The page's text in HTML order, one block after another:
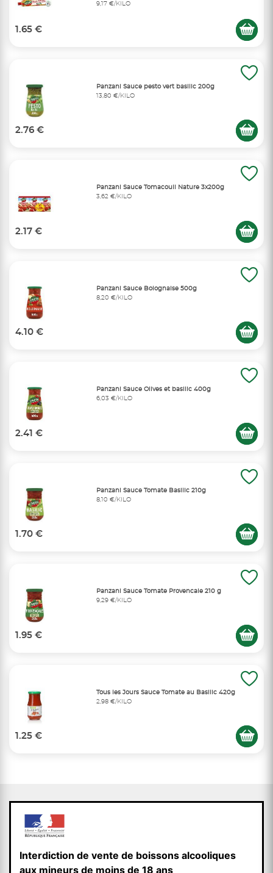
9,17 €/KILO
1.65 €
Panzani Sauce pesto vert basilic 200g
13,80 €/KILO
2.76 €
Panzani Sauce Tomacouli Nature 3x200g
3,62 €/KILO
2.17 €
Panzani Sauce Bolognaise 500g
8,20 €/KILO
4.10 €
Panzani Sauce Olives et basilic 400g
6,03 €/KILO
2.41 €
Panzani Sauce Tomate Basilic 210g
8,10 €/KILO
1.70 €
Panzani Sauce Tomate Provencale 210 g
9,29 €/KILO
1.95 €
Tous les Jours Sauce Tomate au Basilic 420g
2,98 €/KILO
1.25 €
Interdiction de vente de boissons alcooliques
aux mineurs de moins de 18 ans